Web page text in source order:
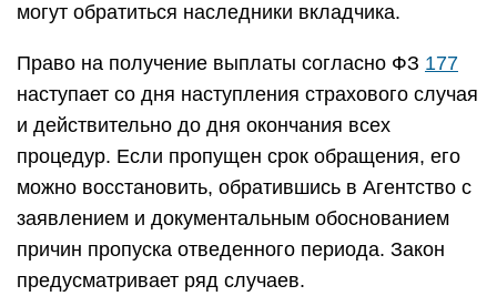
могут обратиться наследники вкладчика.
Право на получение выплаты согласно ФЗ 177
наступает со дня наступления страхового случая
и действительно до дня окончания всех
процедур. Если пропущен срок обращения, его
можно восстановить, обратившись в Агентство с
заявлением и документальным обоснованием
причин пропуска отведенного периода. Закон
предусматривает ряд случаев.